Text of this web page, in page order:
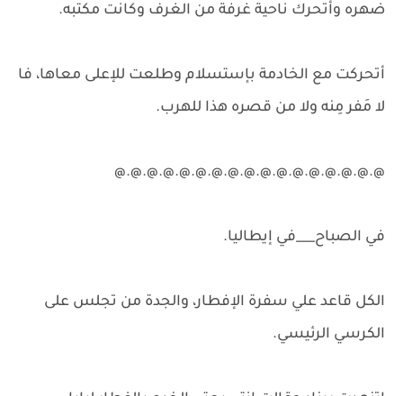
ضهره وأتحرك ناحية غرفة من الغرف وكانت مكتبه.
أتحركت مع الخادمة بإستسلام وطلعت للإعلى معاها، فا
لا مَفر مِنه ولا من قصره هذا للهرب.
@.@.@.@.@.@.@.@.@.@.@.@.@.@.@.@.@
في الصباح___في إيطاليا.
الكل قاعد علي سفرة الإفطار، والجدة من تجلس على
الكرسي الرئيسي.